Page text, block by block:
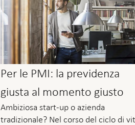
Per le PMI: la previdenza
giusta al momento giusto
Ambiziosa start-up o azienda
tradizionale? Nel corso del ciclo di